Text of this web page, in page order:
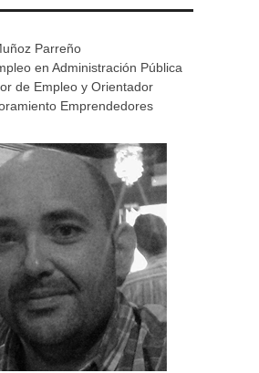
Parreño
en Administración Pública
de Empleo y Orientador
Emprendedores